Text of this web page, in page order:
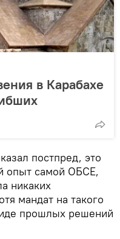
в Карабахе
постпред, это
опыт самой ОБСЕ,
никаких
мандат на такого
прошлых решений